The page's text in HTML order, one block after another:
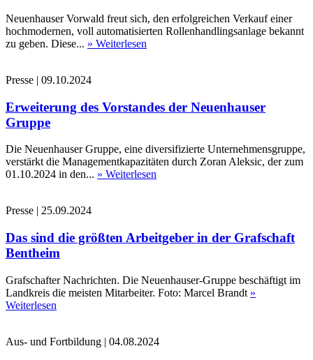
Neuenhauser Vorwald freut sich, den erfolgreichen Verkauf einer
hochmodernen, voll automatisierten Rollenhandlingsanlage bekannt
zu geben. Diese... » Weiterlesen
Presse | 09.10.2024
Erweiterung des Vorstandes der Neuenhauser
Gruppe
Die Neuenhauser Gruppe, eine diversifizierte Unternehmensgruppe,
verstärkt die Managementkapazitäten durch Zoran Aleksic, der zum
01.10.2024 in den... » Weiterlesen
Presse | 25.09.2024
Das sind die größten Arbeitgeber in der Grafschaft
Bentheim
Grafschafter Nachrichten. Die Neuenhauser-Gruppe beschäftigt im
Landkreis die meisten Mitarbeiter. Foto: Marcel Brandt »
Weiterlesen
Aus- und Fortbildung | 04.08.2024